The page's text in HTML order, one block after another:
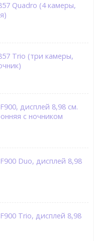
Quadro (4 камеры,
Trio (три камеры,
дисплей 8,98 см.
с ночником
Duo, дисплей 8,98
Trio, дисплей 8,98